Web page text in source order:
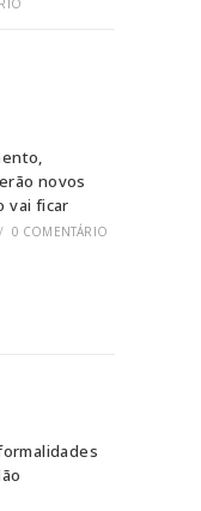
novos
vai ficar
/ 0 COMENTÁRIO